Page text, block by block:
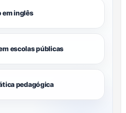
inglês
escolas públicas
pedagógica